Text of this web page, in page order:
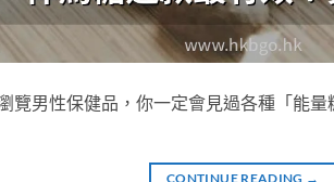
覽男性保健品，你一定會見過各種「能
CONTINUE READING →